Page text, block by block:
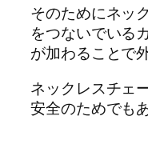
そのためにネッ
をつないでいる
が加わることで
ネックレスチェ
安全のためでも